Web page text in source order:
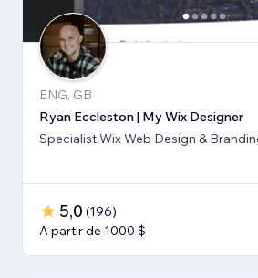
ENG, GB
Ryan Eccleston | My Wix Designer
Specialist Wix Web Design &
5,0 (196)
A partir de 1000 $